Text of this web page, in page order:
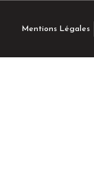
Mentions Légales